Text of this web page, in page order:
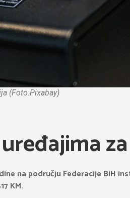
(Foto:Pixabay)
na području Federacije BiH
KM.